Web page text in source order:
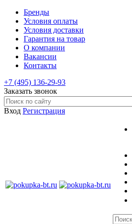
Бренды
Условия оплаты
Условия доставки
Гарантия на товар
О компании
Вакансии
Контакты
+7 (495) 136-29-93
Заказать звонок
Вход Регистрация